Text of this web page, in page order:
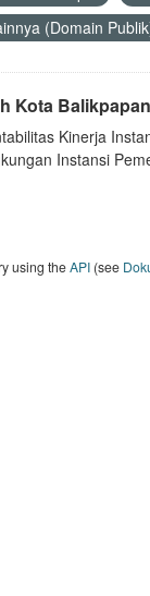
(Domain
Kota
Kinerja
Instansi
using theAPI(see